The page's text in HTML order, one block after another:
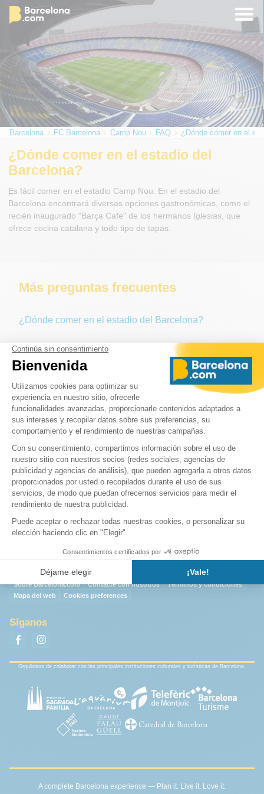
Barcelona FC Barcelona Camp Nou FAQ ¿Dónde comer en el
¿Dónde comer en el estadio del
Barcelona?
Es fácil comer en el estadio Camp Nou. En el estadio del
Barcelona encontrará diversas opciones gastronómicas, como el
recién inaugurado "Barça Cafe" de los hermanos Iglesias , que
ofrece cocina catalana y todo tipo de tapas.
Más preguntas frecuentes
¿Dónde comer en el estadio del Barcelona?
¿Dónde puedo aparcar en el Camp Nou?
¿A qué distancia está el Camp Nou del centro de la
ciudad?
¿Es el Camp Nou o el Nou Camp?
➜ Más FAQ sobre el Camp Nou
Sobre Barcelona.com Contacte con nosotros
Términos y condiciones
Mapa del web
Cookies preferences
Síganos
Orgullosos de colaborar con las principales instituciones culturales y turísticas de Barcelona.
A complete Barcelona experience — Plan it. Live it. Love it.